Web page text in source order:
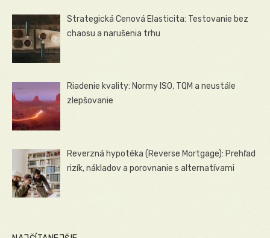
Strategická Cenová Elasticita: Testovanie bez
chaosu a narušenia trhu
Riadenie kvality: Normy ISO, TQM a neustále
zlepšovanie
Reverzná hypotéka (Reverse Mortgage): Prehľad
rizík, nákladov a porovnanie s alternatívami